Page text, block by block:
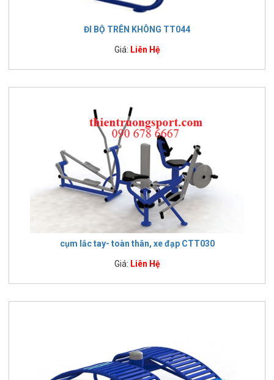
ĐI BỘ TRÊN KHÔNG TT044
Giá: Liên Hệ
cụm lắc tay- toàn thân, xe đạp CTT030
Giá: Liên Hệ